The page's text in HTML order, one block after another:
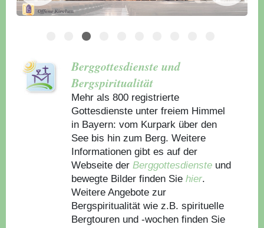
Berggottesdienste und
Bergspiritualität
Mehr als 800 registrierte
Gottesdienste unter freiem Himmel
in Bayern: vom Kurpark über den
See bis hin zum Berg. Weitere
Informationen gibt es auf der
Webseite derBerggottesdienste und
bewegte Bilder finden Sie hier.
Weitere Angebote zur
Bergspiritualität wie z.B. spirituelle
Bergtouren und -wochen finden Sie